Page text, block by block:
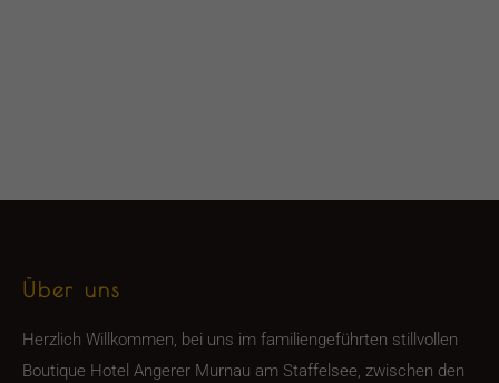
Über uns
Herzlich Willkommen, bei uns im familiengeführten stillvollen
Boutique Hotel Angerer Murnau am Staffelsee, zwischen den